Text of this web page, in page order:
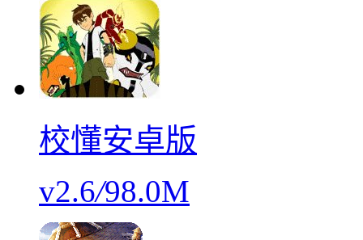
校懂安卓版
v2.6/98.0M